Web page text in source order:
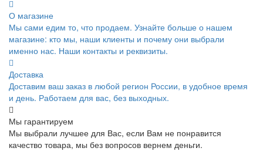
О магазине
Мы сами едим то, что продаем. Узнайте больше о нашем
магазине: кто мы, наши клиенты и почему они выбрали
именно нас. Наши контакты и реквизиты.
Доставка
Доставим ваш заказ в любой регион России, в удобное время
и день. Работаем для вас, без выходных.
Мы гарантируем
Мы выбрали лучшее для Вас, если Вам не понравится
качество товара, мы без вопросов вернем деньги.